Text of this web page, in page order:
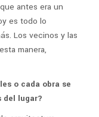
antes era un
es todo lo
Los vecinos y las
manera,
o cada obra se
del lugar?